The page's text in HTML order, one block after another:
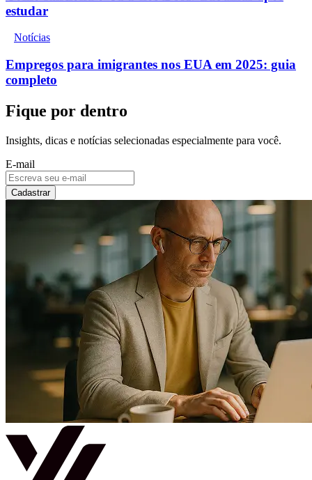
estudar
Notícias
Empregos para imigrantes nos EUA em 2025: guia
completo
Fique por dentro
Insights, dicas e notícias selecionadas especialmente para você.
E-mail
Cadastrar